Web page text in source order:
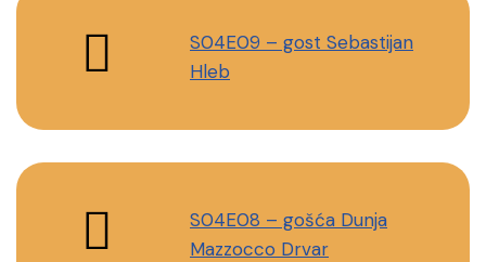
S04E09 – gost Sebastijan
Hleb
S04E08 – gošća Dunja
Mazzocco Drvar